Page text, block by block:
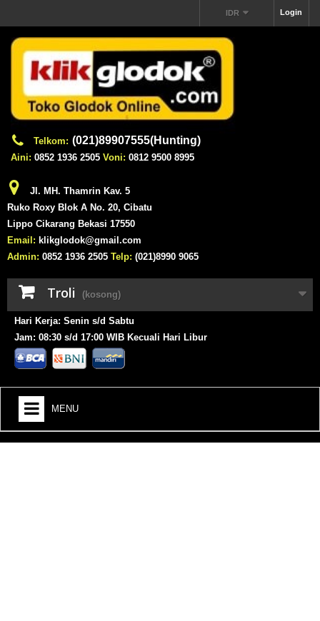
Login
IDR
Telkom: (021)89907555(Hunting)
Aini: 0852 1936 2505 Voni: 0812 9500 8995
Jl. MH. Thamrin Kav. 5
Ruko Roxy Blok A No. 20, Cibatu
Lippo Cikarang Bekasi 17550
Email: klikglodok@gmail.com
Admin: 0852 1936 2505 Telp: (021)8990 9065
Troli (kosong)
Hari Kerja: Senin s/d Sabtu
Jam: 08:30 s/d 17:00 WIB Kecuali Hari Libur
MENU